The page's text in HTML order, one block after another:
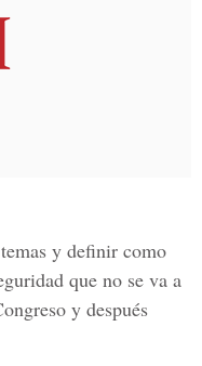
y definir como
que no se va a
y después